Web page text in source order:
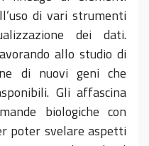
di vari strumenti
dei dati.
allo studio di
di nuovi geni che
Gli affascina
biologiche con
poter svelare aspetti